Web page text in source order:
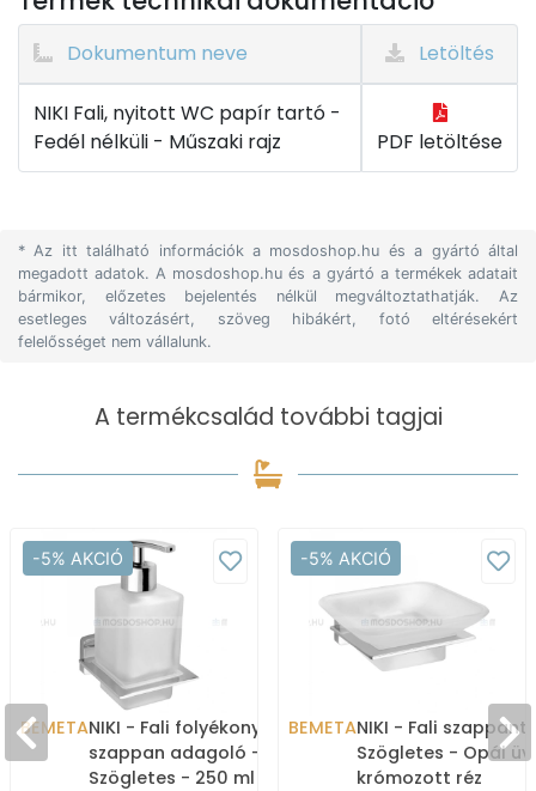
Dokumentum neve Letöltés
NIKI Fali, nyitott WC papír tartó -
Fedél nélküli - Műszaki rajz
PDF letöltése
* Az itt található információk a mosdoshop.hu és a gyártó által
megadott adatok. A mosdoshop.hu és a gyártó a termékek adatait
bármikor, előzetes bejelentés nélkül megváltoztathatják. Az
esetleges változásért, szöveg hibákért, fotó eltérésekért
felelősséget nem vállalunk.
A termékcsalád további tagjai
-5% AKCIÓ
BEMETANIKI - Fali folyékony
szappan adagoló -
Szögletes - 250 ml -
-5% AKCIÓ
BEMETANIKI - Fali
Szögletes - Opál
krómozott réz